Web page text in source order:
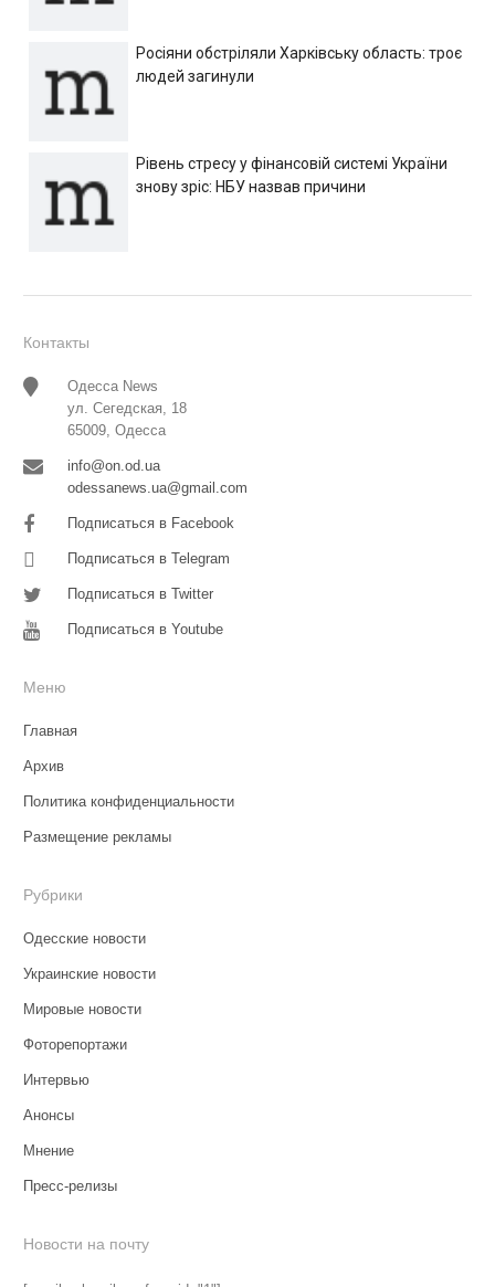
Росіяни обстріляли Харківську область: троє
людей загинули
Рівень стресу у фінансовій системі України
знову зріс: НБУ назвав причини
Контакты
Одесса News
ул. Сегедская, 18
65009, Одесса
info@on.od.ua
odessanews.ua@gmail.com
Подписаться в Facebook
Подписаться в Telegram
Подписаться в Twitter
Подписаться в Youtube
Меню
Главная
Архив
Политика конфиденциальности
Размещение рекламы
Рубрики
Одесские новости
Украинские новости
Мировые новости
Фоторепортажи
Интервью
Анонсы
Мнение
Пресс-релизы
Новости на почту